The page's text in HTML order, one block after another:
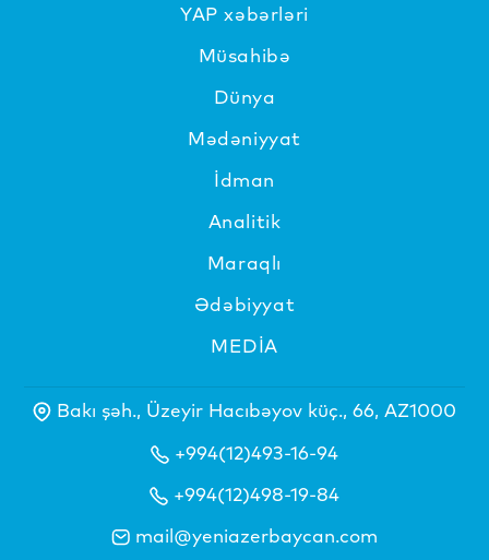
YAP xəbərləri
Müsahibə
Dünya
Mədəniyyat
İdman
Analitik
Maraqlı
Ədəbiyyat
MEDİA
Bakı şəh., Üzeyir Hacıbəyov küç., 66, AZ1000
+994(12)493-16-94
+994(12)498-19-84
mail@yeniazerbaycan.com